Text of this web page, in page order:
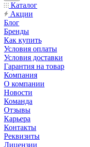
Каталог
Акции
Блог
Бренды
Как купить
Условия оплаты
Условия доставки
Гарантия на товар
Компания
О компании
Новости
Команда
Отзывы
Карьера
Контакты
Реквизиты
Лицензии